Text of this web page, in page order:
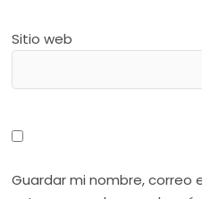
Sitio web
Guardar mi nombre, correo